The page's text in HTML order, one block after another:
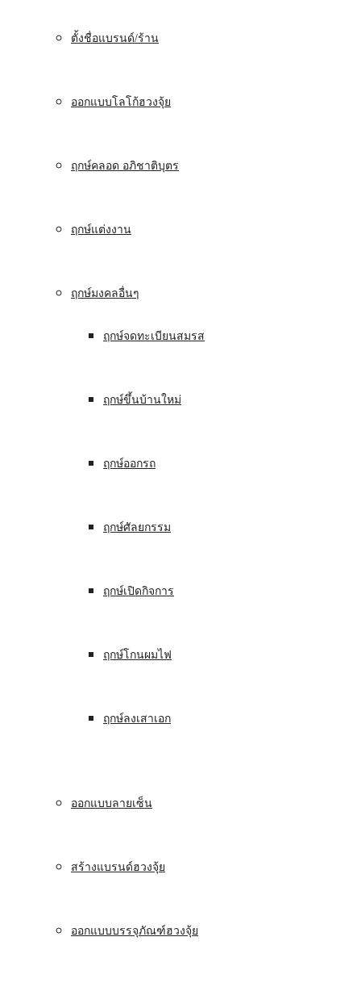
ตั้งชื่อแบรนด์/ร้าน
ออกแบบโลโก้ฮวงจุ้ย
ฤกษ์คลอด อภิชาติบุตร
ฤกษ์แต่งงาน
ฤกษ์มงคลอื่นๆ
ฤกษ์จดทะเบียนสมรส
ฤกษ์ขึ้นบ้านใหม่
ฤกษ์ออกรถ
ฤกษ์ศัลยกรรม
ฤกษ์เปิดกิจการ
ฤกษ์โกนผมไฟ
ฤกษ์ลงเสาเอก
ออกแบบลายเซ็น
สร้างแบรนด์ฮวงจุ้ย
ออกแบบบรรจุภัณฑ์ฮวงจุ้ย